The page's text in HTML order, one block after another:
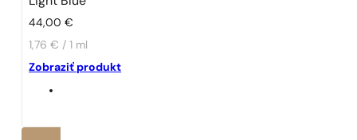
44,00€
1,76 € / 1 ml
Zobraziť produkt